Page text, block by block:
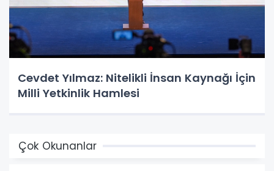
Cevdet Yılmaz: Nitelikli İnsan Kaynağı İçin
Milli Yetkinlik Hamlesi
Çok Okunanlar